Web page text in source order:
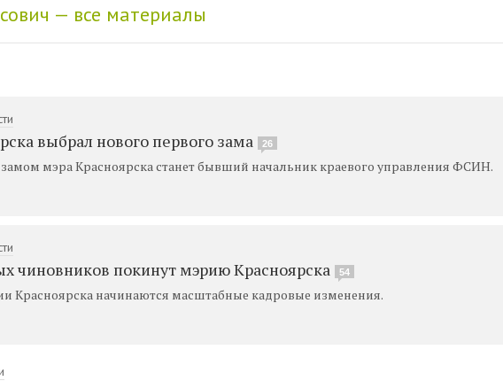
— все материалы
выбрал нового первого зама 26
мэра Красноярска станет бывший начальник краевого управления ФСИН.
чиновников покинут мэрию Красноярска 54
Красноярска начинаются масштабные кадровые изменения.